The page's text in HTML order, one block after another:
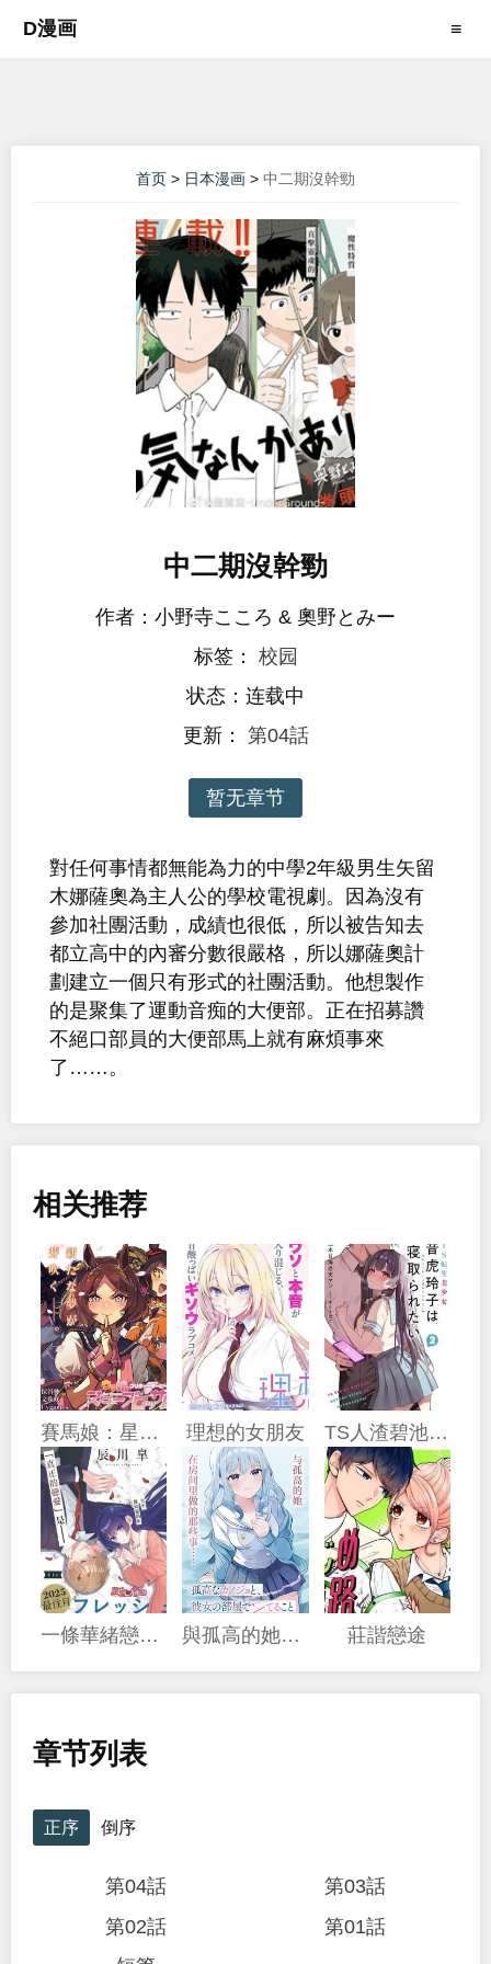
D漫画 ≡
首页 > 日本漫画 > 中二期沒幹勁
中二期沒幹勁
作者：小野寺こころ & 奧野とみー
标签： 校园
状态：连载中
更新： 第04話
暂无章节
對任何事情都無能為力的中學2年級男生矢留
木娜薩奧為主人公的學校電視劇。因為沒有
參加社團活動，成績也很低，所以被告知去
都立高中的內審分數很嚴格，所以娜薩奧計
劃建立一個只有形式的社團活動。他想製作
的是聚集了運動音痴的大便部。正在招募讚
不絕口部員的大便部馬上就有麻煩事來
了……。
相关推荐
賽馬娘：星光綻放 理想的女朋友 TS人渣碧池少女想被寢取
一條華緒戀心未醒 與孤高的她，在房間裡做的那些事 莊諧戀途
章节列表
正序 倒序
第04話
第03話
第02話
第01話